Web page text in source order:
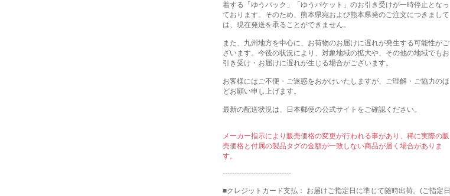
着する「ゆうパック」「ゆうパケット」のお引き受けが一時停止となっ
ております。そのため、熊本県宛および熊本県発のご注文につきまして
は、現在発送を承ることができません。
また、九州地方を中心に、お荷物のお届けに遅れが発生する可能性がご
ざいます。今後の状況により、対象地域の拡大や、その他の地域でもお
引き受け・お届けに遅れが生じる場合がございます。
お客様にはご不便・ご迷惑をおかけいたしますが、ご理解・ご協力のほ
どお願い申し上げます。
最新の配送状況は、日本郵便の公式サイトをご確認ください。
メーカー指示により販売価格の変更が行われる事があり、稀に実際の販
売価格と付属の製品タグの金額が一致しない商品が届く場合がありま
す。
-----------------------------
■クレジットカード支払： お届けご指定日に準じて随時出荷。(ご指定日